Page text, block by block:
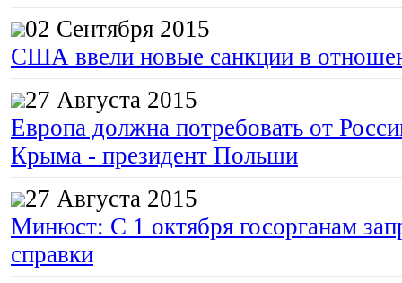
02 Сентября 2015
США ввели новые санкции в
27 Августа 2015
Европа должна потребовать от
Крыма - президент Польши
27 Августа 2015
Минюст: С 1 октября госорганам
справки